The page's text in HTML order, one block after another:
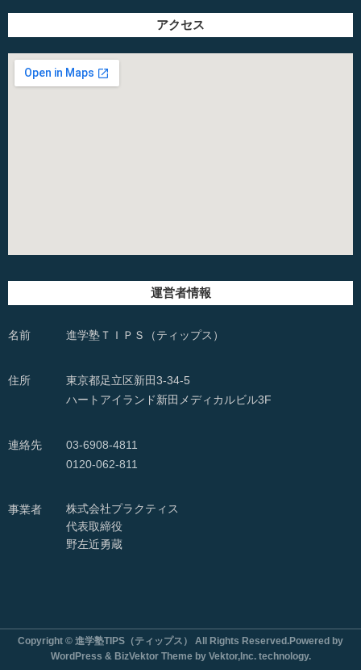
アクセス
運営者情報
名前 進学塾ＴＩＰＳ（ティップス）
住所
東京都足立区新田3-34-5
ハートアイランド新田メディカルビル3F
連絡先
03-6908-4811
0120-062-811
事業者
株式会社プラクティス
代表取締役
野左近勇蔵
Copyright © 進学塾TIPS（ティップス） All Rights Reserved.Powered by
WordPress & BizVektor Theme by Vektor,Inc. technology.